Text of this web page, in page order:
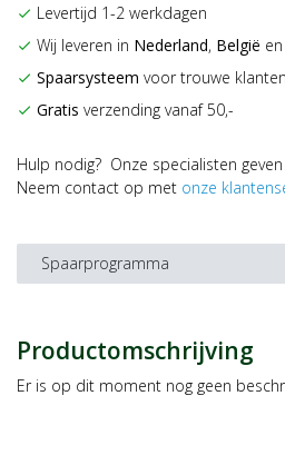
check Levertijd 1-2 werkdagen
check Wij leveren in Nederland, België en
check Spaarsysteem voor trouwe klanten
check Gratis verzending vanaf 50,-
Hulp nodig? Onze specialisten
Neem contact op met onze
Spaarprogramma
Productomschrijving
Er is op dit moment nog geen